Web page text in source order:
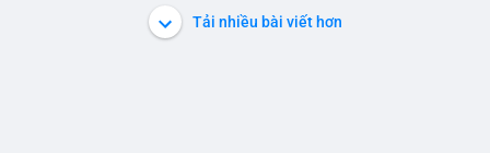
Tải nhiều bài viết hơn